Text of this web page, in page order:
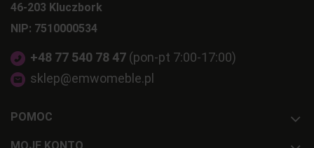
46-203 Kluczbork
NIP: 7510000534
+48 77 540 78 47 (pon-pt 7:00-17:00)
sklep@emwomeble.pl
POMOC